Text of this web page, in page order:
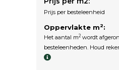
Prijs per besteleenheid
Oppervlakte m2:
Het aantal m2 wordt
besteleenheden. Houd